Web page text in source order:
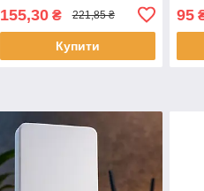
чищення клавіатури
155,30₴ 221,85 ₴
Купити
95